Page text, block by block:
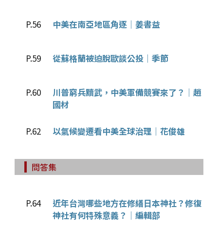
P.56 中美在南亞地區角逐｜姜書益
P.59 從蘇格蘭被迫脫歐談公投｜季節
P.60
川普窮兵黷武，中美軍備競賽來了？｜趙
國材
P.62 以氣候變遷看中美全球治理｜花俊雄
問答集
P.64
近年台灣哪些地方在修繕日本神社？修復
神社有何特殊意義？｜編輯部